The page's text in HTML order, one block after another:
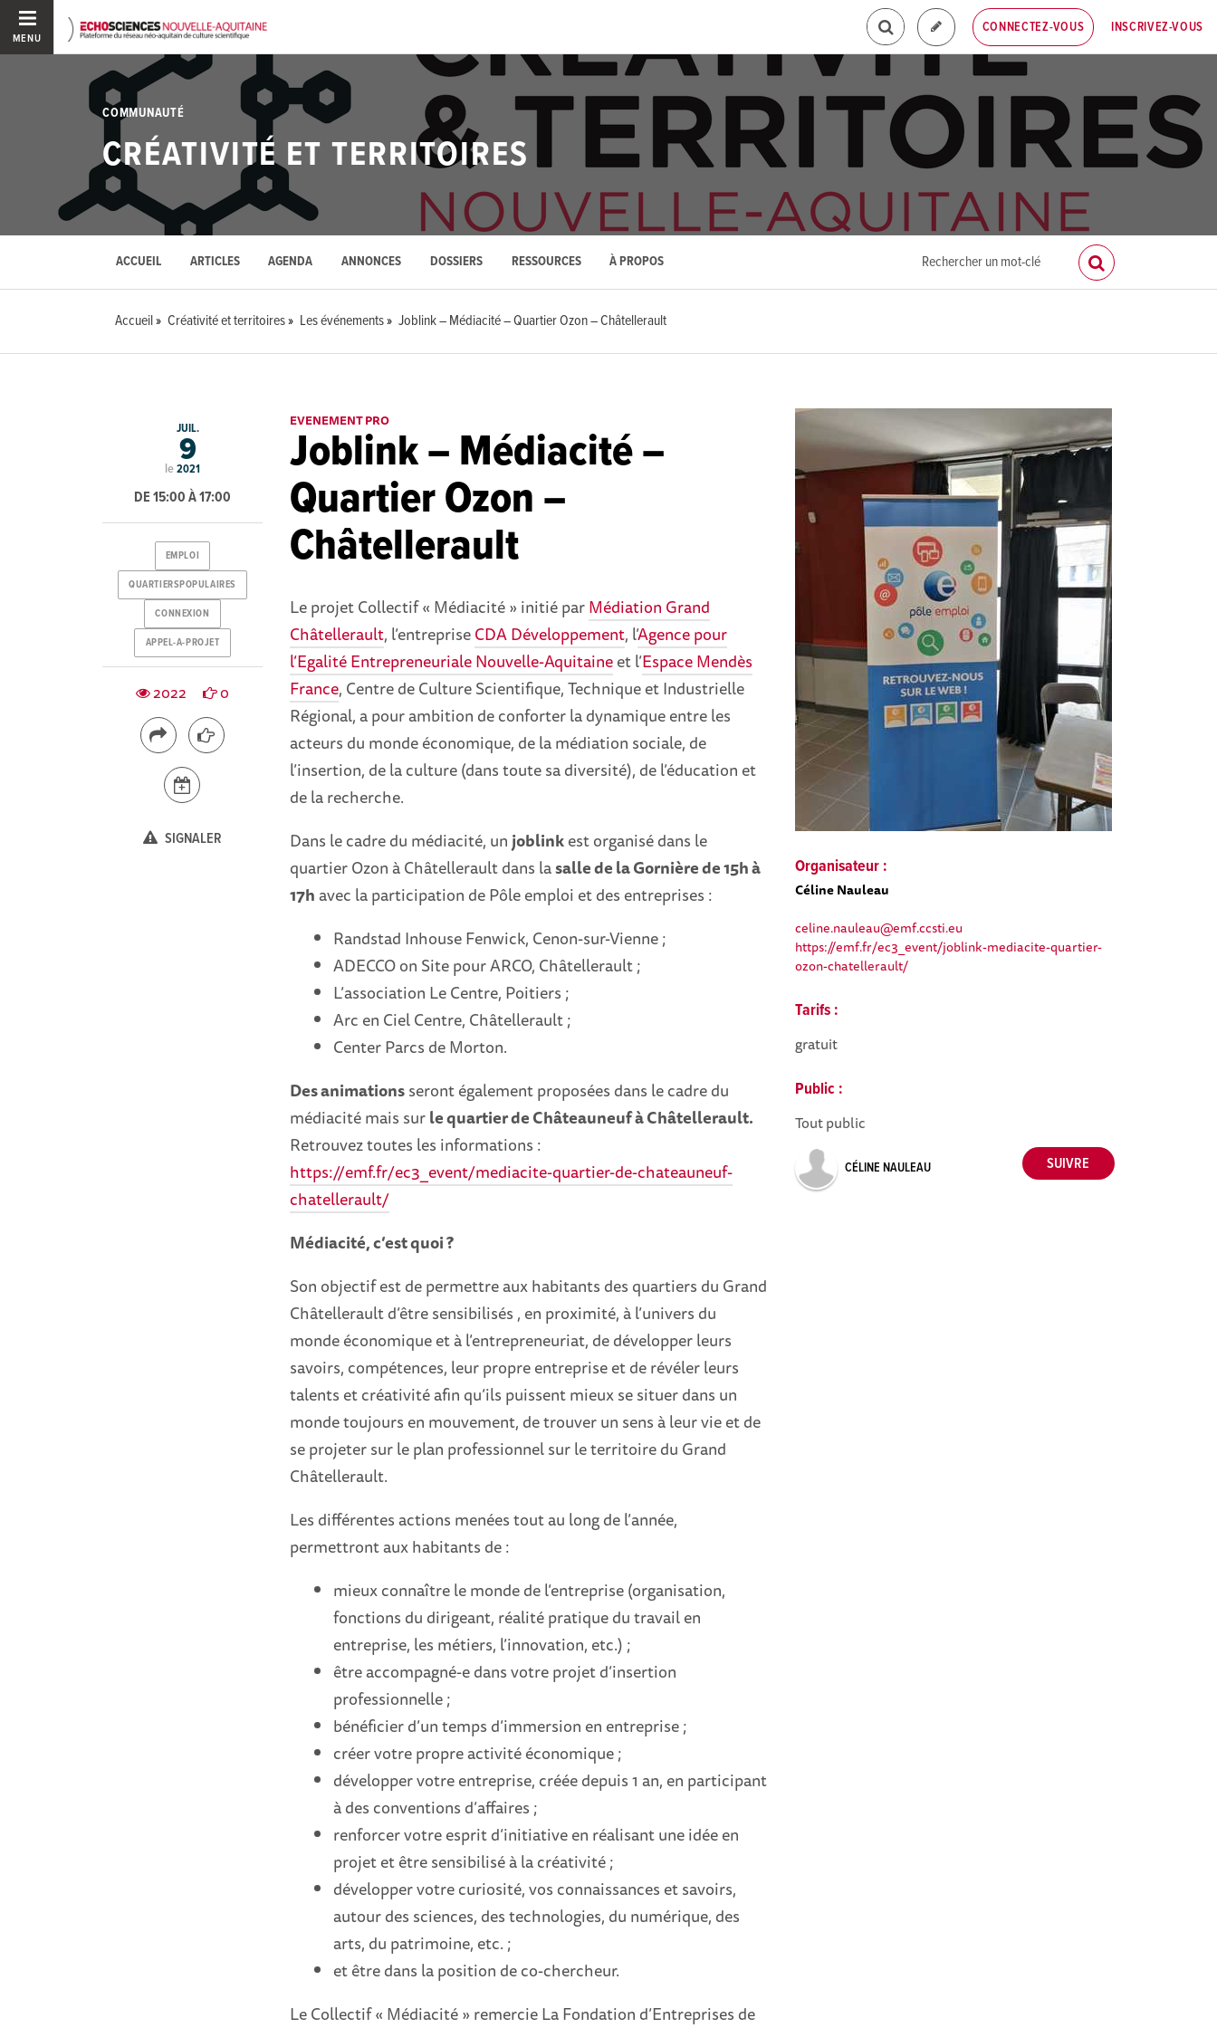
MENU
CONNECTEZ-VOUS INSCRIVEZ-VOUS
COMMUNAUTÉ
CRÉATIVITÉ ET TERRITOIRES
ACCUEIL ARTICLES AGENDA ANNONCES DOSSIERS RESSOURCES À PROPOS
Accueil Créativité et territoires Les événements Joblink – Médiacité – Quartier Ozon – Châtellerault
EVENEMENT PRO
Joblink – Médiacité –
Quartier Ozon –
Châtellerault
Le projet Collectif « Médiacité » initié parMédiation Grand
Châtellerault, l’entrepriseCDA Développement, l’Agence pour
l’Egalité Entrepreneuriale Nouvelle-Aquitaineet l’Espace Mendès
France, Centre de Culture Scientifique, Technique et Industrielle
Régional, a pour ambition de conforter la dynamique entre les
acteurs du monde économique, de la médiation sociale, de
l’insertion, de la culture (dans toute sa diversité), de l’éducation et
de la recherche.
Dans le cadre du médiacité, un joblinkest organisé dans le
quartier Ozon à Châtellerault dans lasalle de la Gornière de 15h à
17havec la participation de Pôle emploi et des entreprises :
Randstad Inhouse Fenwick, Cenon-sur-Vienne ;
ADECCO on Site pour ARCO, Châtellerault ;
L’association Le Centre, Poitiers ;
Arc en Ciel Centre, Châtellerault ;
Center Parcs de Morton.
Des animationsseront également proposées dans le cadre du
médiacité mais surle quartier de Châteauneuf à Châtellerault.
Retrouvez toutes les informations :
https://emf.fr/ec3_event/mediacite-quartier-de-chateauneuf-
chatellerault/
Médiacité, c’est quoi ?
Son objectif est de permettre aux habitants des quartiers du Grand
Châtellerault d’être sensibilisés , en proximité, à l’univers du
monde économique et à l’entrepreneuriat, de développer leurs
savoirs, compétences, leur propre entreprise et de révéler leurs
talents et créativité afin qu’ils puissent mieux se situer dans un
monde toujours en mouvement, de trouver un sens à leur vie et de
se projeter sur le plan professionnel sur le territoire du Grand
Châtellerault.
Les différentes actions menées tout au long de l’année,
permettront aux habitants de :
mieux connaître le monde de l’entreprise (organisation,
fonctions du dirigeant, réalité pratique du travail en
entreprise, les métiers, l’innovation, etc.) ;
être accompagné-e dans votre projet d’insertion
professionnelle ;
bénéficier d’un temps d’immersion en entreprise ;
créer votre propre activité économique ;
développer votre entreprise, créée depuis 1 an, en participant
à des conventions d’affaires ;
renforcer votre esprit d’initiative en réalisant une idée en
projet et être sensibilisé à la créativité ;
développer votre curiosité, vos connaissances et savoirs,
autour des sciences, des technologies, du numérique, des
arts, du patrimoine, etc. ;
et être dans la position de co-chercheur.
Le Collectif « Médiacité » remercie La Fondation d’Entreprises de
Organisateur :
Céline Nauleau
celine.nauleau@emf.ccsti.eu
https://emf.fr/ec3_event/joblink-mediacite-quartier-
ozon-chatellerault/
Tarifs :
gratuit
Public :
Tout public
CÉLINE NAULEAU
le
JUIL.
9
2021
DE 15:00 À 17:00
EMPLOI
QUARTIERSPOPULAIRES
CONNEXION
APPEL-A-PROJET
2022 0
SIGNALER